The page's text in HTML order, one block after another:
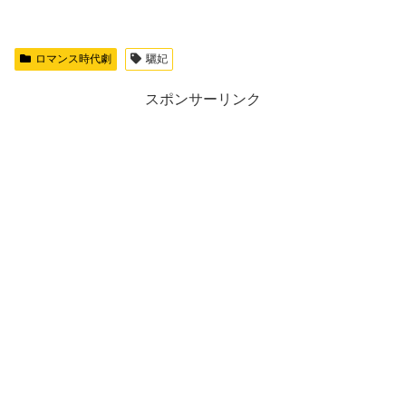
ロマンス時代劇 驪妃
スポンサーリンク